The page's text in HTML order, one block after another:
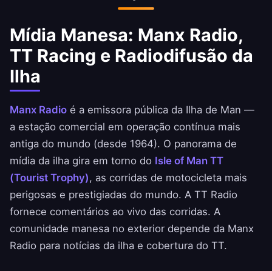
É também uma das localizações de servidores
VPN mais raras do mundo.
Mídia Manesa: Manx Radio,
TT Racing e Radiodifusão da
Ilha
Manx Radio é a emissora pública da Ilha de Man —
a estação comercial em operação contínua mais
antiga do mundo (desde 1964). O panorama de
mídia da ilha gira em torno do Isle of Man TT
(Tourist Trophy), as corridas de motocicleta mais
perigosas e prestigiadas do mundo. A TT Radio
fornece comentários ao vivo das corridas. A
comunidade manesa no exterior depende da Manx
Radio para notícias da ilha e cobertura do TT.